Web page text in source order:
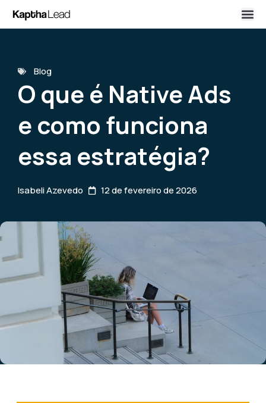
Blog
O que é Native Ads
e como funciona
essa estratégia?
Isabeli Azevedo 12 de fevereiro de 2026